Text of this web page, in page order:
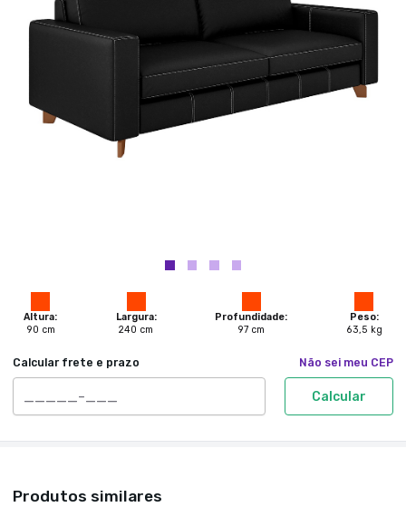
Altura:
90 cm
Largura:
240 cm
Profundidade:
97 cm
Peso:
63,5 kg
Calcular frete e prazo Não sei meu CEP
Calcular
Produtos similares